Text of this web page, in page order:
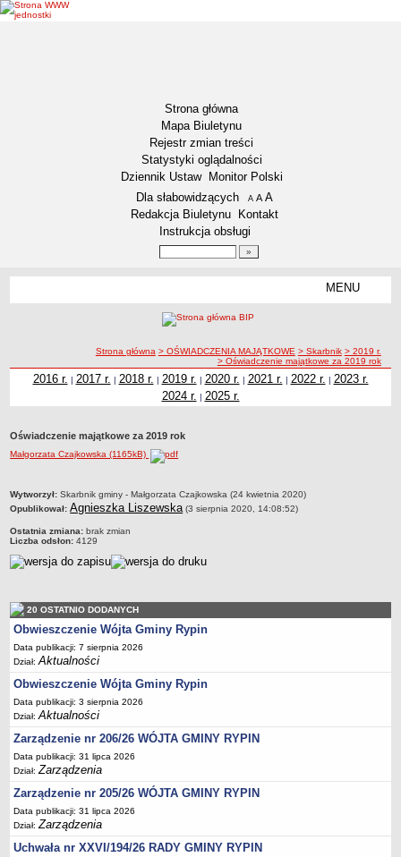
Strona główna
Mapa Biuletynu
Rejestr zmian treści
Statystyki oglądalności
Dziennik Ustaw
Monitor Polski
Menu dodatkowe
Dla słabowidzących A pomniejsz czcionkę
A standardowy rozmiar czcionki
A
Redakcja Biuletynu
Kontakt
Instrukcja obsługi
MENU
Status gminy
Lokalizacja
Zadania publiczne
Związki i stowarzyszenia
Realizacja zadań publicznych
Rejestr zbiorów danych osobowych
Rejestr instytucji kultury
RODO Klauzule informacyjne
Dane teleadresowe
Tabela informacyjna
Czas pracy urzędu
Nr konta bankowego, NIP, REGON
Pracownicy urzędu - urząd gminy
Pracownicy urzędu - baza magazynowo - warsztatowa
Kompetencje referatów
Regulamin organizacyjny
Regulamin naboru na wolne stanowiska urzędnicze
Ogłoszenia o naborze na wolne stanowiska urzędnicze
Lista kandydatów spełniających wymagania formalne w naborach na
ścieżka nawigacji
Strona główna > OŚWIADCZENIA MAJĄTKOWE > Skarbnik > 2019 r.
> Oświadczenie majątkowe za 2019 rok
2016 r. | 2017 r. | 2018 r. | 2019 r. | 2020 r. | 2021 r. | 2022 r. | 2023 r.
2024 r. | 2025 r.
Oświadczenie majątkowe za 2019 rok
Małgorzata Czajkowska (1165kB)
metryczka
Wytworzył: Skarbnik gminy - Małgorzata Czajkowska (24 kwietnia 2020)
Opublikował: Agnieszka Liszewska(3 sierpnia 2020, 14:08:52)
Ostatnia zmiana: brak zmian
Liczba odsłon: 4129
20 OSTATNIO DODANYCH
Obwieszczenie Wójta Gminy Rypin
Data publikacji: 7 sierpnia 2026
Dział:Aktualności
Obwieszczenie Wójta Gminy Rypin
Data publikacji: 3 sierpnia 2026
Dział:Aktualności
Zarządzenie nr 206/26 WÓJTA GMINY RYPIN
Data publikacji: 31 lipca 2026
Dział:Zarządzenia
Zarządzenie nr 205/26 WÓJTA GMINY RYPIN
Data publikacji: 31 lipca 2026
Dział:Zarządzenia
Uchwała nr XXVI/194/26 RADY GMINY RYPIN